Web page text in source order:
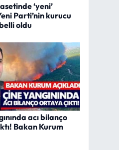
‘yeni’
Parti’nin kurucu
oldu
acı bilanço
Bakan Kurum